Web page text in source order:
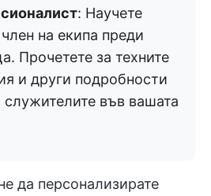
: Научете
на екипа преди
Прочетете за техните
и други подробности
служителите във вашата
да персонализирате